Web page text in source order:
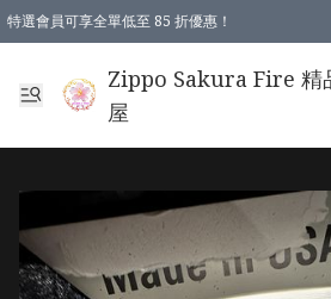
特選會員可享全單低至 85 折優惠！
Zippo Sakura Fire 精品
屋